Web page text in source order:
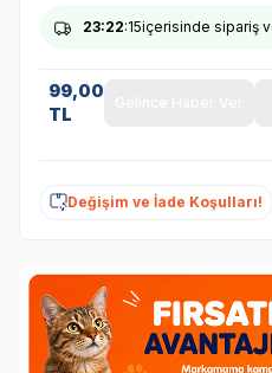
23:22:15içerisinde sipariş
99,00
TL
Değişim ve İade Koşulları!